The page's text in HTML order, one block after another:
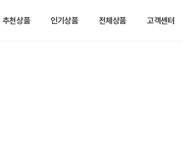
추천상품 인기상품 전체상품 고객센터